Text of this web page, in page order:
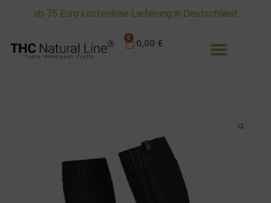
Kostenloser Umtauschservice in Deutschland
0,00 €
0